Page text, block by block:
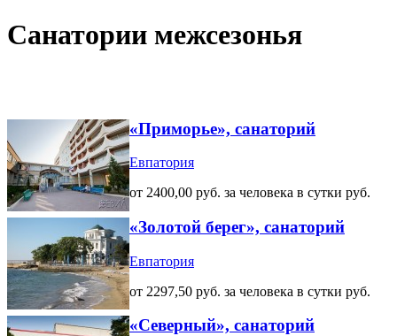
Санатории межсезонья
«Приморье», санаторий
Евпатория
от 2400,00 руб. за человека в сутки руб.
«Золотой берег», санаторий
Евпатория
от 2297,50 руб. за человека в сутки руб.
«Северный», санаторий